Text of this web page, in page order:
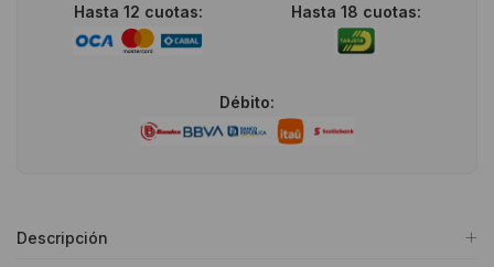
Hasta 12 cuotas: Hasta 18 cuotas:
Débito:
Descripción